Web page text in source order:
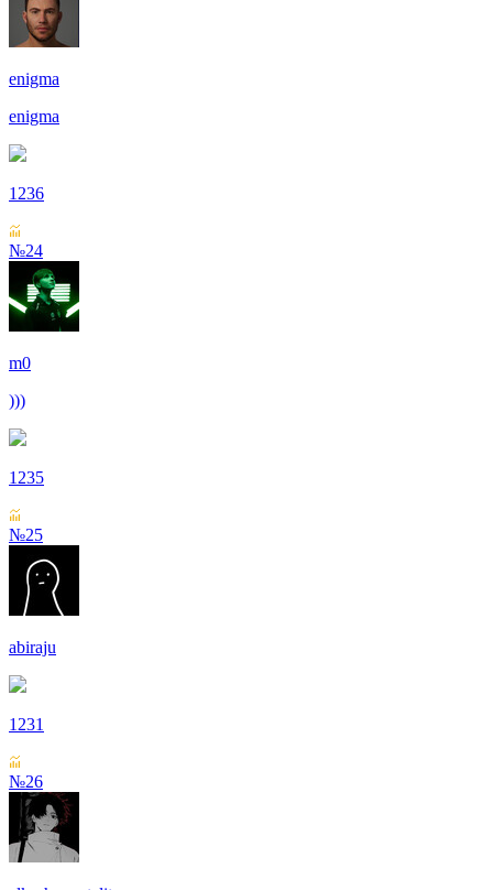
enigma
enigma
1236
№24
m0
)))
1235
№25
abiraju
1231
№26